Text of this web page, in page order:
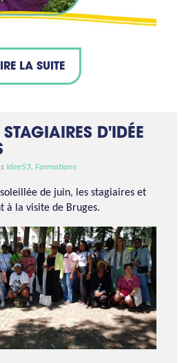
LA SUITE
D'IDÉE
Idee53, Formations
de juin, les stagiaires et
à la visite de Bruges.